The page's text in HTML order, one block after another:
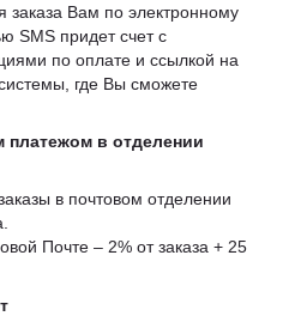
заказа Вам по электронному
SMS придет счет с
по оплате и ссылкой на
где Вы сможете
в отделении
в почтовом отделении
Почте – 2% от заказа + 25